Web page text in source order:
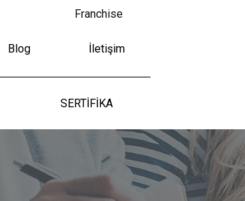
Franchise
Blog İletişim
SERTİFİKA